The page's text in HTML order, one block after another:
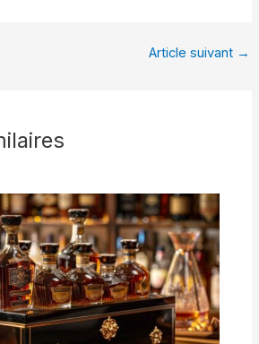
Article suivant →